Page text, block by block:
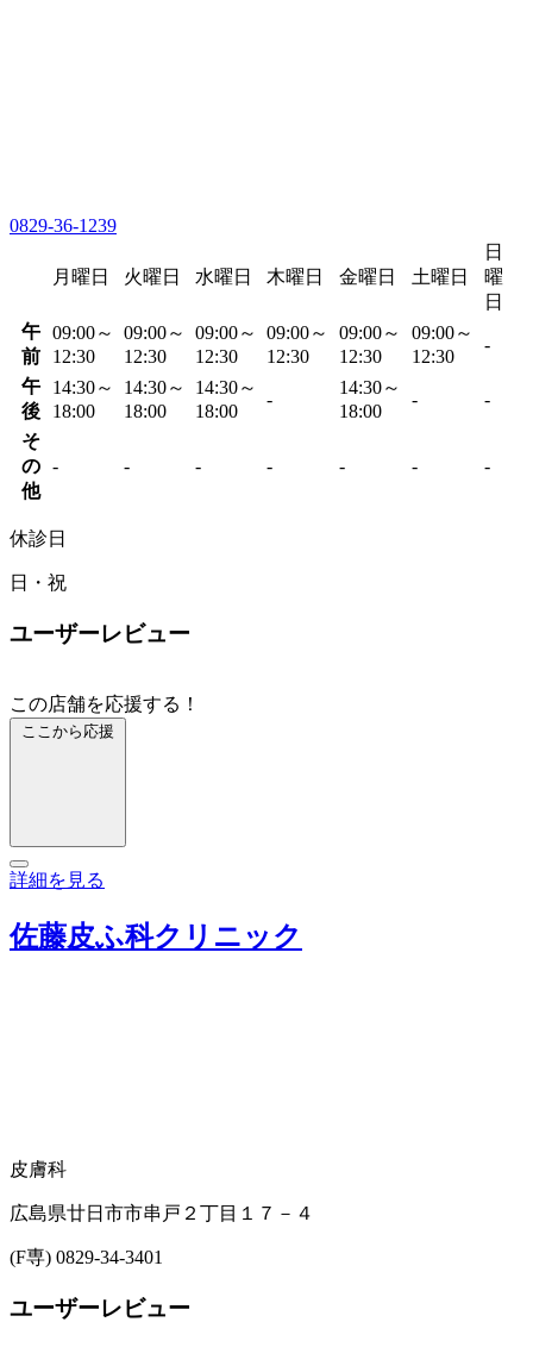
0829-36-1239
月曜日 火曜日 水曜日 木曜日 金曜日 土曜日
日
曜
日
午
前
09:00～
12:30
09:00～
12:30
09:00～
12:30
09:00～
12:30
09:00～
12:30
09:00～
12:30
-
午
後
14:30～
18:00
14:30～
18:00
14:30～
18:00
-
14:30～
18:00
- -
そ
の
他
- - - - - - -
休診日
日・祝
ユーザーレビュー
この店舗を応援する！
ここから応援
詳細を見る
佐藤皮ふ科クリニック
皮膚科
広島県廿日市市串戸２丁目１７－４
(F専) 0829-34-3401
ユーザーレビュー